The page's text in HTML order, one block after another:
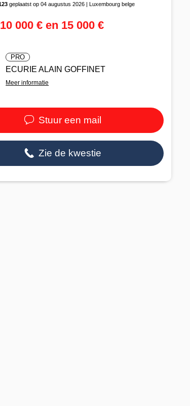
geplaatst op 04 augustus 2026 | Luxembourg belge
000 € en 15 000 €
PRO
ECURIE ALAIN GOFFINET
Meer informatie
Stuur een mail
Zie de kwestie